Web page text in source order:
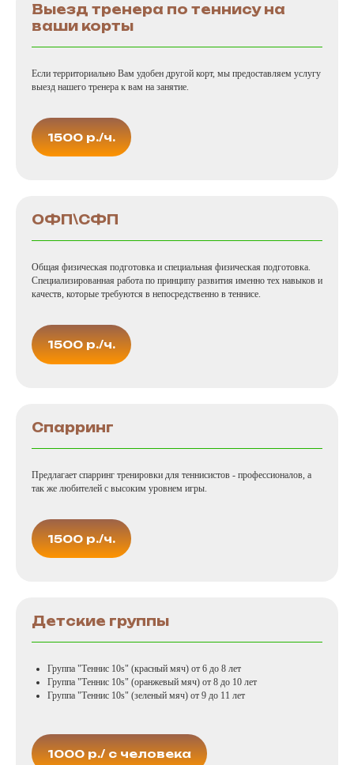
Выезд тренера по теннису на
ваши корты
Если территориально Вам удобен другой корт, мы предоставляем услугу
выезд нашего тренера к вам на занятие.
1500 р./ч.
ОФП\СФП
Общая физическая подготовка и специальная физическая подготовка.
Специализированная работа по принципу развития именно тех навыков и
качеств, которые требуются в непосредственно в теннисе.
1500 р./ч.
Спарринг
Предлагает спарринг тренировки для теннисистов - профессионалов, а
так же любителей с высоким уровнем игры.
1500 р./ч.
Детские группы
Группа "Теннис 10s" (красный мяч) от 6 до 8 лет
Группа "Теннис 10s" (оранжевый мяч) от 8 до 10 лет
Группа "Теннис 10s" (зеленый мяч) от 9 до 11 лет
1000 р./ с человека